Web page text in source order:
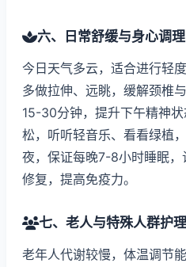
六、日常舒缓与身心调理
今日天气多云，适合进行轻
多做拉伸、远眺，缓解颈椎
15-30分钟，提升下午精神
松，听听轻音乐、看看绿植
夜，保证每晚7-8小时睡眠
修复，提高免疫力。
七、老人与特殊人群护
老年人代谢较慢，体温调节